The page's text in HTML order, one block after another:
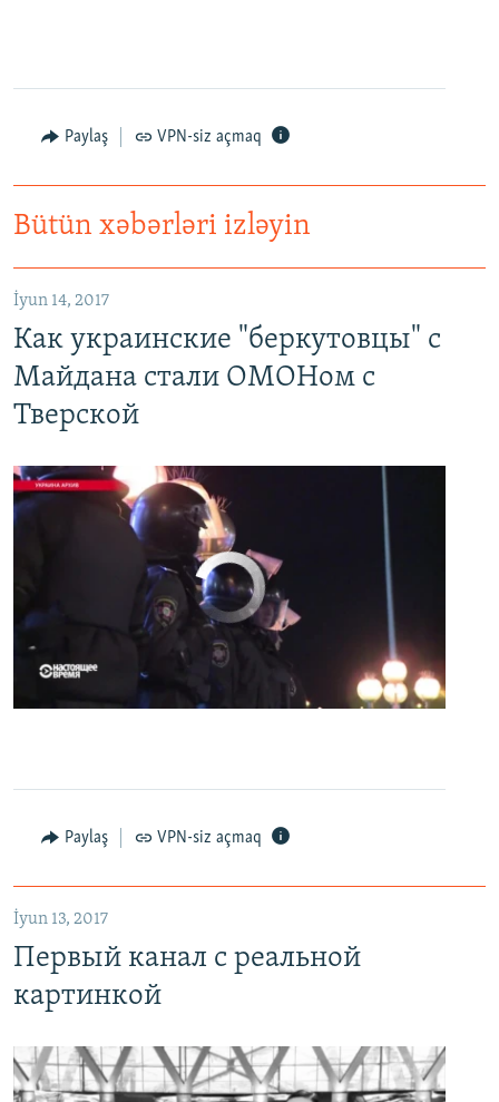
Paylaş VPN-siz açmaq
Bütün xəbərləri izləyin
İyun 14, 2017
Как украинские "беркутовцы" с
Майдана стали ОМОНом с
Тверской
No media source currently available
Paylaş VPN-siz açmaq
İyun 13, 2017
Первый канал с реальной
картинкой
EMBED